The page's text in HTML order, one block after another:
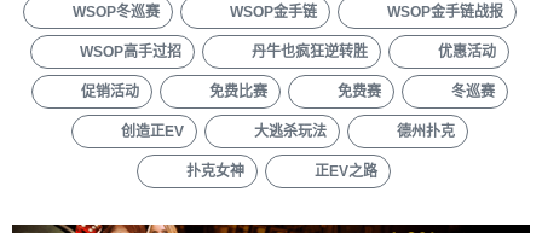
WSOP冬巡赛 WSOP金手链 WSOP金手链战报
WSOP高手过招 丹牛也疯狂逆转胜 优惠活动
促销活动 免费比赛 免费赛 冬巡赛
创造正EV 大逃杀玩法 德州扑克
扑克女神 正EV之路